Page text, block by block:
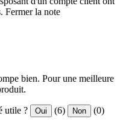
Fermer la note
bien. Pour une meilleure
utile ? Oui (6) Non (0)